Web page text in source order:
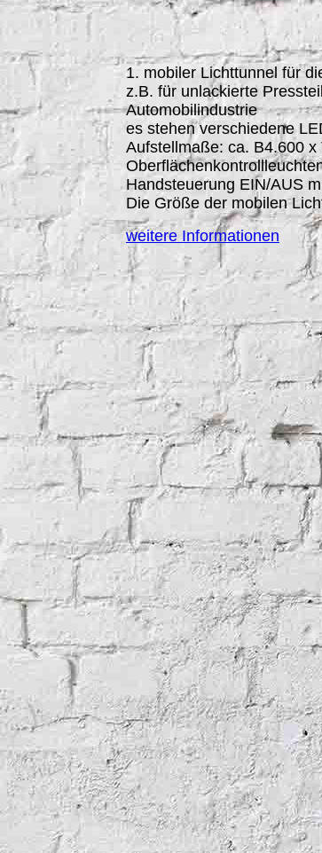
mobiler Lichttunnel mLT2R6L
1. mobiler Lichttunnel für
z.B. für unlackierte
Automobilindustrie
es stehen verschiedene
Aufstellmaße: ca. B4.600
Handsteuerung EIN/AUS
Die Größe der mobilen
weitere Informationen